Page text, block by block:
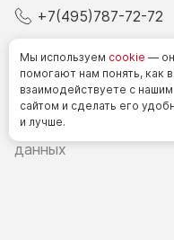
+7(495)787-72-72
Счетчики
Политика в области
данных
Мы используем cookie —
помогают нам понять, как
взаимодействуете с нашим
сайтом и сделать его
и лучше.